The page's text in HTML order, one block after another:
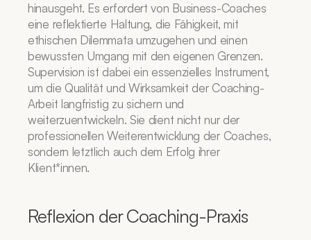
hinausgeht. Es erfordert von Business-Coaches
eine reflektierte Haltung, die Fähigkeit, mit
ethischen Dilemmata umzugehen und einen
bewussten Umgang mit den eigenen Grenzen.
Supervision ist dabei ein essenzielles Instrument,
um die Qualität und Wirksamkeit der Coaching-
Arbeit langfristig zu sichern und
weiterzuentwickeln. Sie dient nicht nur der
professionellen Weiterentwicklung der Coaches,
sondern letztlich auch dem Erfolg ihrer
Klient*innen.
Reflexion der Coaching-Praxis